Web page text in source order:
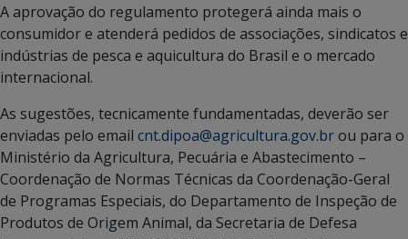
A aprovação do regulamento protegerá ainda mais o
consumidor e atenderá pedidos de associações, sindicatos e
indústrias de pesca e aquicultura do Brasil e o mercado
internacional.
As sugestões, tecnicamente fundamentadas, deverão ser
enviadas pelo email cnt.dipoa@agricultura.gov.brou para o
Ministério da Agricultura, Pecuária e Abastecimento –
Coordenação de Normas Técnicas da Coordenação-Geral
de Programas Especiais, do Departamento de Inspeção de
Produtos de Origem Animal, da Secretaria de Defesa